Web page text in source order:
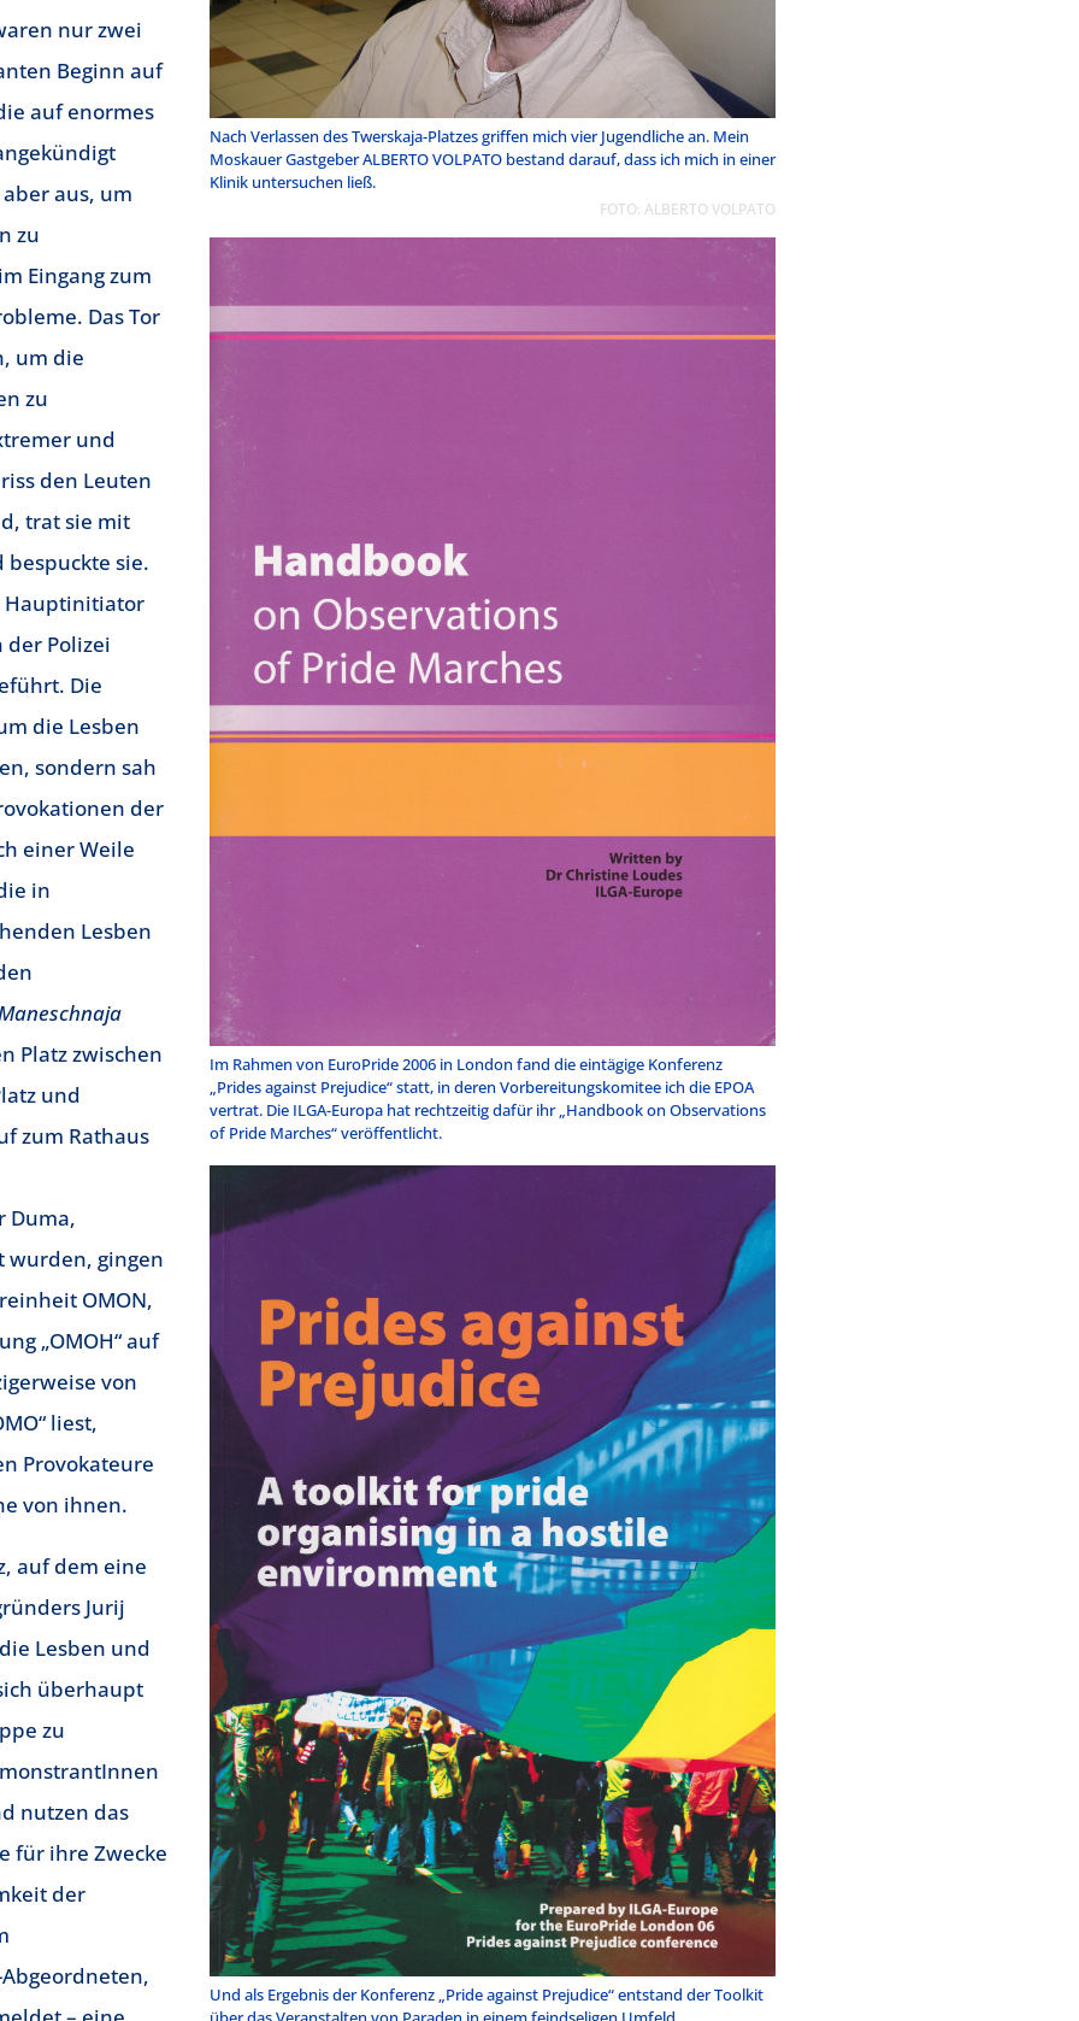
Nach Verlassen des Twerskaja-Platzes griffen mich vier Jugendliche an. Mein
Moskauer Gastgeber ALBERTO VOLPATO bestand darauf, dass ich mich in einer
Klinik untersuchen ließ.
FOTO: ALBERTO VOLPATO
Im Rahmen von EuroPride 2006 in London fand die eintägige Konferenz
„Prides against Prejudice“ statt, in deren Vorbereitungskomitee ich die EPOA
vertrat. Die ILGA-Europa hat rechtzeitig dafür ihr „Handbook on Observations
of Pride Marches“ veröffentlicht.
Und als Ergebnis der Konferenz „Pride against Prejudice“ entstand der Toolkit
nur zwei
Beginn auf
auf enormes
aus, um
zu
Eingang zum
Das Tor
um die
zu
und
den Leuten
trat sie mit
sie.
Hauptinitiator
der Polizei
Die
die Lesben
sondern sah
der
einer Weile
in
Lesben
Platz zwischen
und
zum Rathaus
Duma,
wurden, gingen
OMON,
„OMOH“ auf
von
liest,
Provokateure
von ihnen.
auf dem eine
Jurij
Lesben und
überhaupt
zu
nutzen das
für ihre Zwecke
der